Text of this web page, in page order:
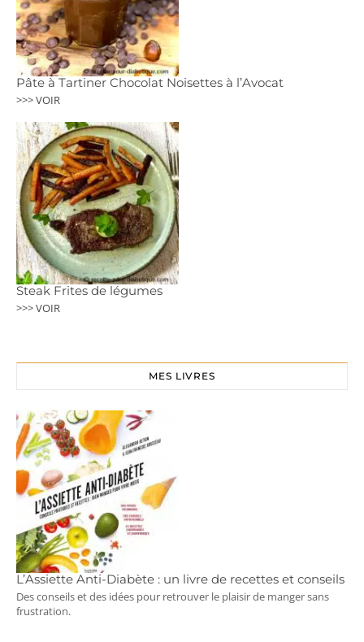
Pâte à Tartiner Chocolat Noisettes à l’Avocat
>>> VOIR
Steak Frites de légumes
>>> VOIR
MES LIVRES
L’Assiette Anti-Diabète : un livre de recettes et conseils
Des conseils et des idées pour retrouver le plaisir de manger sans
frustration.